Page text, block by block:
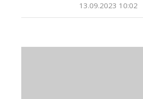
13.09.2023 10:02